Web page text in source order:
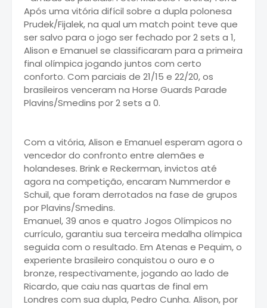
Após uma vitória difícil sobre a dupla polonesa
Prudek/Fijalek, na qual um match point teve que
ser salvo para o jogo ser fechado por 2 sets a 1,
Alison e Emanuel se classificaram para a primeira
final olímpica jogando juntos com certo
conforto. Com parciais de 21/15 e 22/20, os
brasileiros venceram na Horse Guards Parade
Plavins/Smedins por 2 sets a 0.
Com a vitória, Alison e Emanuel esperam agora o
vencedor do confronto entre alemães e
holandeses. Brink e Reckerman, invictos até
agora na competição, encaram Nummerdor e
Schuil, que foram derrotados na fase de grupos
por Plavins/Smedins.
Emanuel, 39 anos e quatro Jogos Olímpicos no
currículo, garantiu sua terceira medalha olímpica
seguida com o resultado. Em Atenas e Pequim, o
experiente brasileiro conquistou o ouro e o
bronze, respectivamente, jogando ao lado de
Ricardo, que caiu nas quartas de final em
Londres com sua dupla, Pedro Cunha. Alison, por